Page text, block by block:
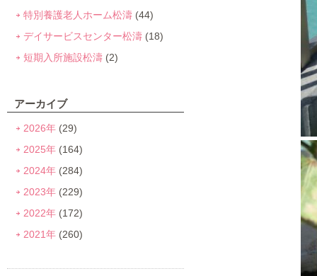
特別養護老人ホーム松濤 (44)
デイサービスセンター松濤 (18)
短期入所施設松濤 (2)
アーカイブ
2026年 (29)
2025年 (164)
2024年 (284)
2023年 (229)
2022年 (172)
2021年 (260)